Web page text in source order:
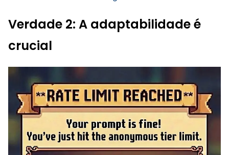
Verdade 2: A adaptabilidade é
crucial